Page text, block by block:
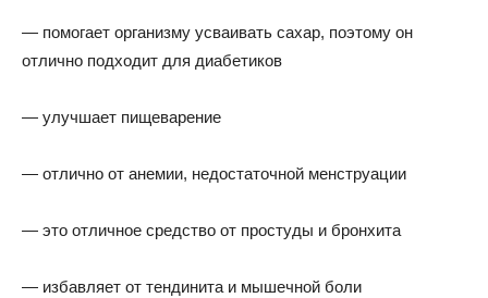
— помогает организму усваивать сахар, поэтому он
отлично подходит для диабетиков
— улучшает пищеварение
— отлично от анемии, недостаточной менструации
— это отличное средство от простуды и бронхита
— избавляет от тендинита и мышечной боли